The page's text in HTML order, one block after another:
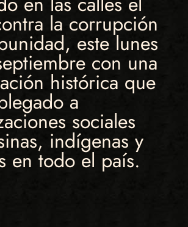
la corrupción
este lunes
con una
histórica que
a
sociales
indígenas y
en todo el país.